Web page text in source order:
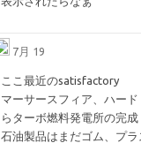
7月 19
ここ最近のsatisfactory
マーサースフィア、ハー
らターボ燃料発電所の完成
石油製品はまだゴム、プ